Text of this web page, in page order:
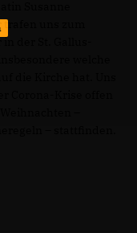
uns zum
der St. Gallus-